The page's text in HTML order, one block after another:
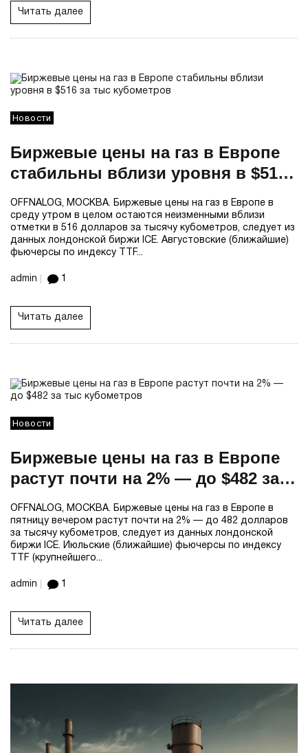
Читать далее
Новости
Биржевые цены на газ в Европе
стабильны вблизи уровня в $516
за тыс кубометров
OFFNALOG, МОСКВА. Биржевые цены на газ в Европе в
среду утром в целом остаются неизменными вблизи
отметки в 516 долларов за тысячу кубометров, следует из
данных лондонской биржи ICE. Августовские (ближайшие)
фьючерсы по индексу TTF...
admin 1
Читать далее
Новости
Биржевые цены на газ в Европе
растут почти на 2% — до $482 за
тыс кубометров
OFFNALOG, МОСКВА. Биржевые цены на газ в Европе в
пятницу вечером растут почти на 2% — до 482 долларов
за тысячу кубометров, следует из данных лондонской
биржи ICE. Июльские (ближайшие) фьючерсы по индексу
TTF (крупнейшего...
admin 1
Читать далее